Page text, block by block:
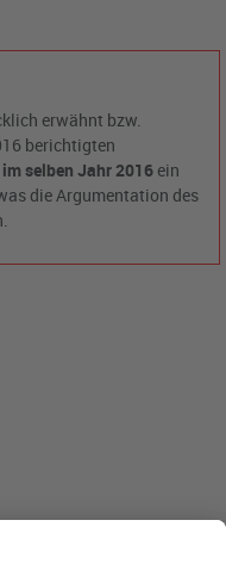
erwähnt bzw.
berichtigten
im selben Jahr 2016 ein
die Argumentation des